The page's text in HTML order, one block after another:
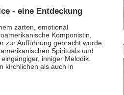
- eine Entdeckung
zarten, emotional
Komponistin,
zur Aufführung gebracht wurde.
Spirituals und
inniger Melodik.
kirchlichen als auch in